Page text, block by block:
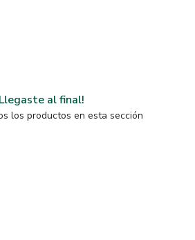
al final!
los productos en esta sección